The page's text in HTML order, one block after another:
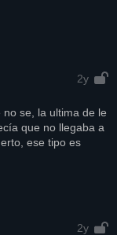
2y
no se, la ultima de le
que no llegaba a
ese tipo es
2y